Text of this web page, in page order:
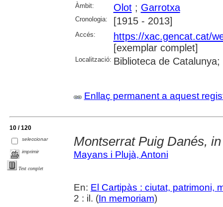
Àmbit: Olot; Garrotxa
Cronologia: [1915 - 2013]
Accés:
https://xac.gencat.cat/
[exemplar complet]
Localització: Biblioteca de
Enllaç permanent a aquest
10 / 120
seleccionar
imprimir
Text complet
Montserrat Puig Danés,
Mayans i Plujà, Antoni
En: El Cartipàs : ciutat, patrimoni,
2 : il. (In memoriam)